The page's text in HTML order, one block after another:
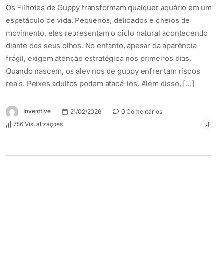
Os Filhotes de Guppy transformam qualquer aquário em um
espetáculo de vida. Pequenos, delicados e cheios de
movimento, eles representam o ciclo natural acontecendo
diante dos seus olhos. No entanto, apesar da aparência
frágil, exigem atenção estratégica nos primeiros dias.
Quando nascem, os alevinos de guppy enfrentam riscos
reais. Peixes adultos podem atacá-los. Além disso, […]
Inventtive 21/02/2026
0 Comentários
756 Visualizações